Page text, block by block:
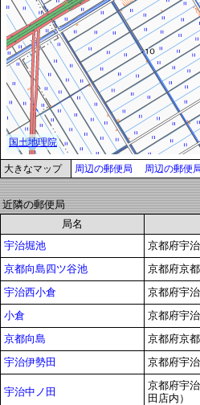
大きなマップ 周辺の郵便局 周辺の郵便
近隣の郵便局
局名
宇治堀池
京都府宇
京都向島四ツ谷池
京都府京
宇治西小倉
京都府宇
小倉
京都府宇
京都向島
京都府京
宇治伊勢田
京都府宇
宇治中ノ田
京都府宇
田店内）